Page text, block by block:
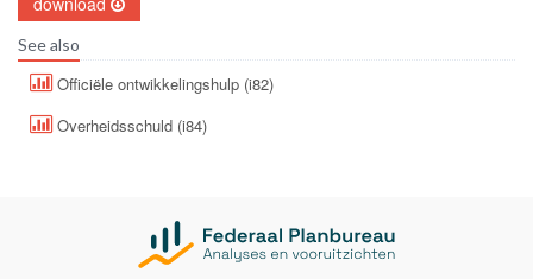
See also
Officiële ontwikkelingshulp (i82)
Overheidsschuld (i84)